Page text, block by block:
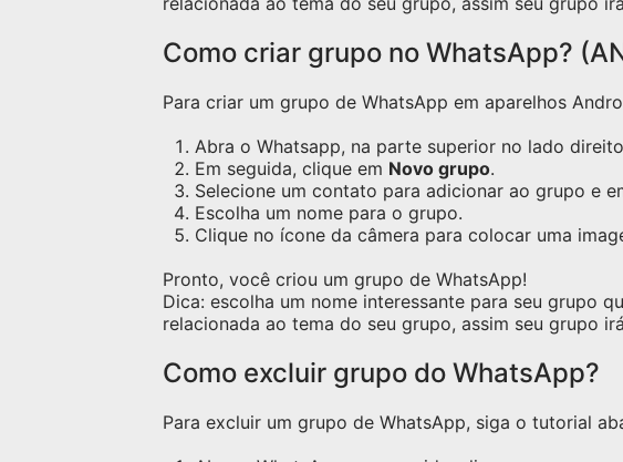
Como criar grupo no WhatsApp?
Para criar um grupo de WhatsApp em aparelhos
Abra o Whatsapp, na parte superior no lado
Em seguida, clique em Novo grupo.
Selecione um contato para adicionar ao grupo e
Escolha um nome para o grupo.
Clique no ícone da câmera para colocar uma
Pronto, você criou um grupo de WhatsApp!
Dica: escolha um nome interessante para seu grupo
relacionada ao tema do seu grupo, assim seu grupo
Como excluir grupo do WhatsApp?
Para excluir um grupo de WhatsApp, siga o tutorial